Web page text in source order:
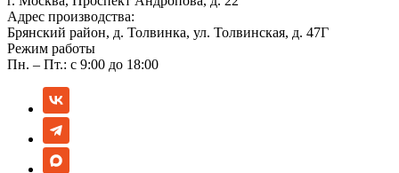
Адрес производства:
Брянский район, д. Толвинка, ул. Толвинская, д. 47Г
Режим работы
Пн. – Пт.: с 9:00 до 18:00